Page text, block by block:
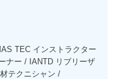
TEC インストラクター
ナー / IANTD リブリーザ
テクニシャン /